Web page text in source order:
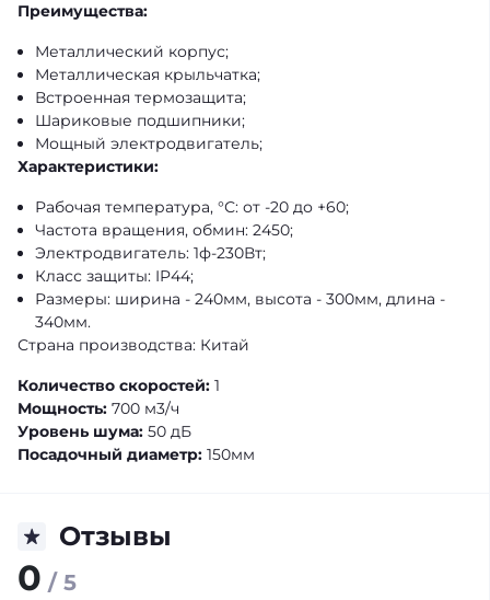
Преимущества:
Металлический корпус;
Металлическая крыльчатка;
Встроенная термозащита;
Шариковые подшипники;
Мощный электродвигатель;
Характеристики:
Рабочая температура, °С: от -20 до +60;
Частота вращения, обмин: 2450;
Электродвигатель: 1ф-230Вт;
Класс защиты: IP44;
Размеры: ширина - 240мм, высота - 300мм, длина -
340мм.
Страна производства: Китай
Количество скоростей: 1
Мощность: 700 м3/ч
Уровень шума: 50 дБ
Посадочный диаметр: 150мм
Отзывы
0 / 5